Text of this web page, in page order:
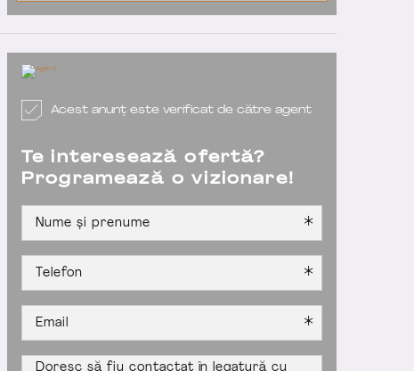
Acest anunț este verificat de către agent
Te interesează ofertă?
Programează o vizionare!